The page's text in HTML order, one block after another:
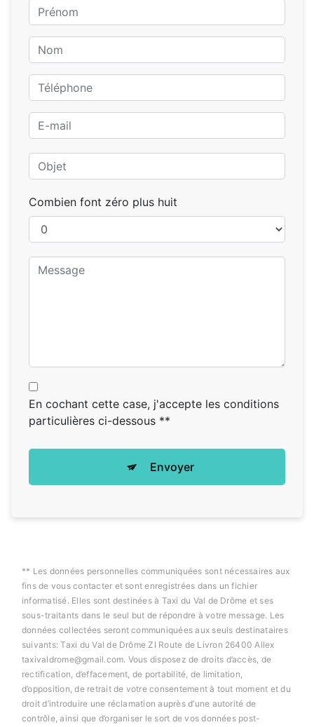
Combien font zéro plus huit
En cochant cette case, j'accepte les conditions
particulières ci-dessous **
Envoyer
** Les données personnelles communiquées sont nécessaires aux
fins de vous contacter et sont enregistrées dans un fichier
informatisé. Elles sont destinées à Taxi du Val de Drôme et ses
sous-traitants dans le seul but de répondre à votre message. Les
données collectées seront communiquées aux seuls destinataires
suivants: Taxi du Val de Drôme ZI Route de Livron 26400 Allex
taxivaldrome@gmail.com. Vous disposez de droits d’accès, de
rectification, d’effacement, de portabilité, de limitation,
d’opposition, de retrait de votre consentement à tout moment et du
droit d’introduire une réclamation auprès d’une autorité de
contrôle, ainsi que d’organiser le sort de vos données post-